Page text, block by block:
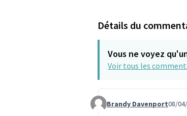
Détails du
Vous ne voyez
Voir tous les
Commentaire 2240
Brandy Davenport08/